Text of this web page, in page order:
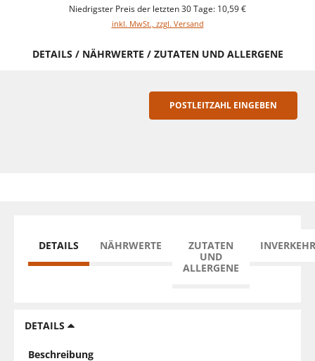
Niedrigster Preis der letzten 30 Tage: 10,59 €
inkl. MwSt., zzgl. Versand
DETAILS / NÄHRWERTE / ZUTATEN UND ALLERGENE
POSTLEITZAHL EINGEBEN
DETAILS NÄHRWERTE
ZUTATEN
UND
ALLERGENE
DETAILS
Beschreibung